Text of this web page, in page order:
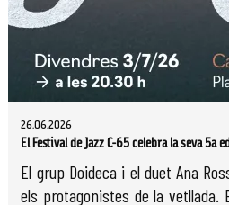
26.06.2026
El Festival de Jazz C-65 celebra la seva 5a
El grup Doideca i el duet Ana
els protagonistes de la vetllada.